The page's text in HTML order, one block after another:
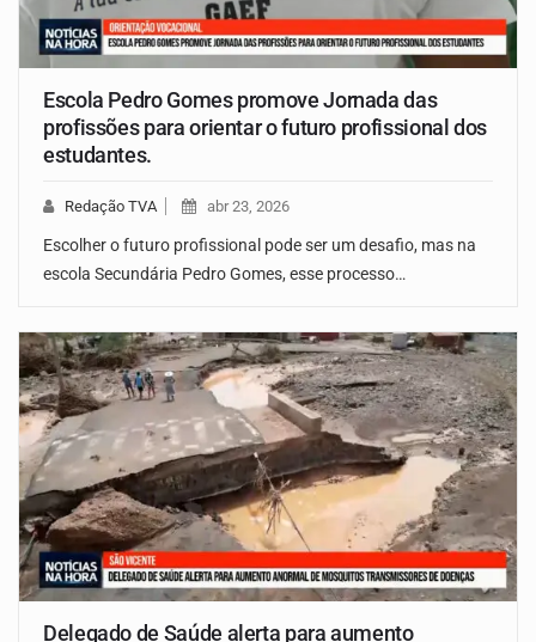
Escola Pedro Gomes promove Jornada das
profissões para orientar o futuro profissional dos
estudantes.
Redação TVA abr 23, 2026
Escolher o futuro profissional pode ser um desafio, mas na
escola Secundária Pedro Gomes, esse processo…
Delegado de Saúde alerta para aumento